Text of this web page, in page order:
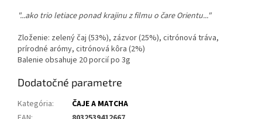
"...ako trio letiace ponad krajinu z filmu o čare Orientu..."
Zloženie: zelený čaj (53%), zázvor (25%), citrónová tráva,
prírodné arómy, citrónová kôra (2%)
Balenie obsahuje 20 porcií po 3g
Dodatočné parametre
Kategória:
ČAJE A MATCHA